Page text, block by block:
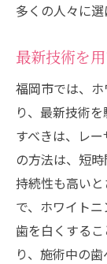
多くの人々に選
最新技術を
福岡市では、
り、最新技術
すべきは、レ
の方法は、短
持続性も高い
で、ホワイト
歯を白くする
り、施術中の